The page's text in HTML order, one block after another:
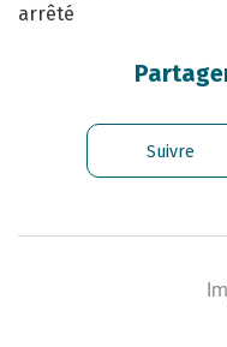
arrêté
Suivre